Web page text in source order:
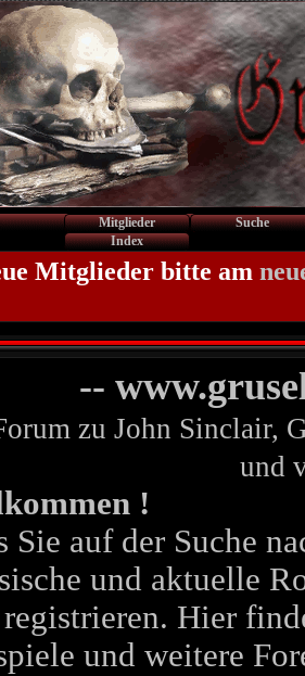
Mitglieder
Suche
Index
Mitglieder bitte am
--
zu John Sinclair,
und
!
Sie auf der Suche
und aktuelle
Hier
und weitere